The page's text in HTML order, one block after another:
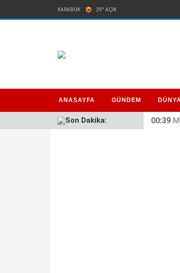
KARABÜK 29° AÇIK
ANASAYFA GÜNDEM
Son Dakika: 00:39